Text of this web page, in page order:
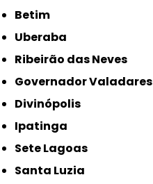
Betim
Uberaba
Ribeirão das Neves
Governador Valadares
Divinópolis
Ipatinga
Sete Lagoas
Santa Luzia